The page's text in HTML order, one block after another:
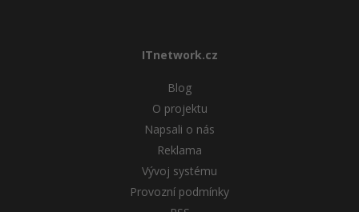
ITnetwork.cz
Blog
O projektu
Napsali o nás
Reklama
Vývoj systému
Provozní podmínky